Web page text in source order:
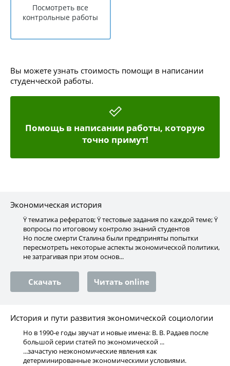
Посмотреть все
контрольные работы
Вы можете узнать стоимость помощи в написании
студенческой работы.
Помощь в написании работы, которую
точно примут!
Экономическая история
Ÿ тематика рефератов; Ÿ тестовые задания по каждой теме; Ÿ
вопросы по итоговому контролю знаний студентов
Но после смерти Сталина были предприняты попытки
пересмотреть некоторые аспекты экономической политики,
не затрагивая при этом основ...
Скачать Читать online
История и пути развития экономической социологии
Но в 1990-е годы звучат и новые имена: В. В. Радаев после
большой серии статей по экономической ...
...зачастую неэкономические явления как
детерминированные экономическими условиями.